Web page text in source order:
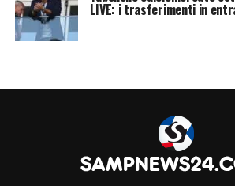
LIVE: i trasferimenti in